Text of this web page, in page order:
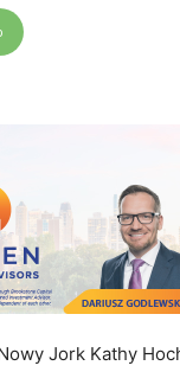
Jork Kathy